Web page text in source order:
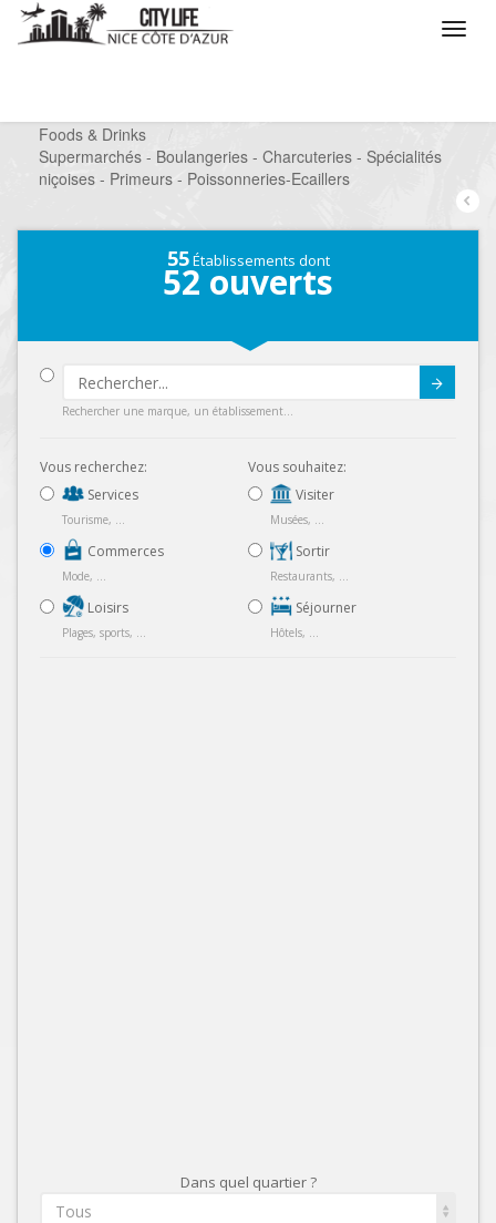
Foods & Drinks
/
Supermarchés - Boulangeries - Charcuteries - Spécialités
niçoises - Primeurs - Poissonneries-Ecaillers
55Établissements dont
52 ouverts
Rechercher une marque, un établissement...
Vous recherchez:
Services
Tourisme, ...
Commerces
Mode, ...
Loisirs
Plages, sports, ...
Vous souhaitez:
Visiter
Musées, ...
Sortir
Restaurants, ...
Séjourner
Hôtels, ...
Dans quel quartier ?
Tous